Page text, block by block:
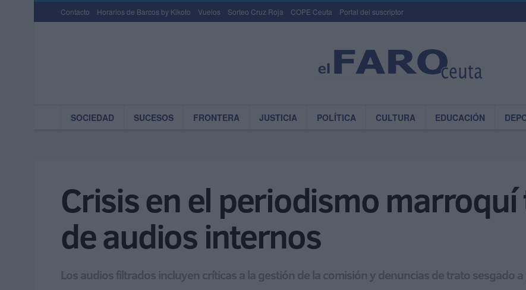
Contacto Horarios de Barcos by Kikoto Vuelos Sorteo Cruz Roja COPE Ceuta Portal del suscriptor
SOCIEDAD SUCESOS FRONTERA JUSTICIA POLÍTICA CULTURA EDUCACIÓN
Crisis en el periodismo
de audios internos
Los audios filtrados incluyen críticas a la gestión de la comisión y denuncias de trato sesgado